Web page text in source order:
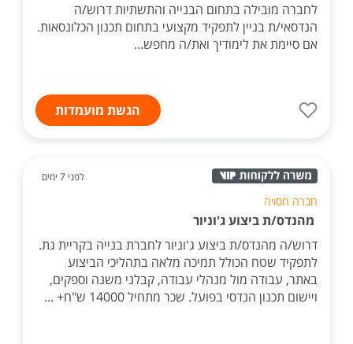
לחברה מובילה בתחום הבנייה והתשתיות דרוש/ה
הנדסאי/ת בניין לתפקיד מקצועי בתחום תכנון הכלונסאות.
אם סיימת את לימודיך ואת/ה מחפש...
הגשת מועמדות
לפני 7 ימים
חברה חסויה
מהנדס/ת ביצוע ג'וניור
דרוש/ה מהנדס/ת ביצוע ג'וניור לחברת בנייה בקריית גת.
לתפקיד שטח הכולל תמיכה מלאה בתהליכי הביצוע
באתר, עבודה מול מנהלי עבודה, קבלני משנה וספקים,
ויישום תכנון הנדסי בפועל. שכר מתחיל 14000 ש"ח+ ...